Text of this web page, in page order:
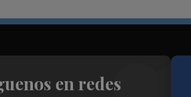
en redes